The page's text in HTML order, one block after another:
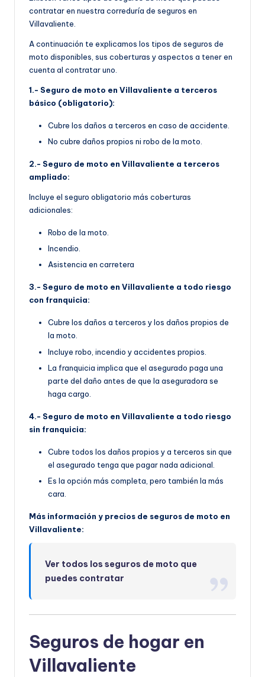
contratar en nuestra correduría de seguros en
Villavaliente.
A continuación te explicamos los tipos de seguros de
moto disponibles, sus coberturas y aspectos a tener en
cuenta al contratar uno.
1.- Seguro de moto en Villavaliente a terceros
básico (obligatorio):
Cubre los daños a terceros en caso de accidente.
No cubre daños propios ni robo de la moto.
2.- Seguro de moto en Villavaliente a terceros
ampliado:
Incluye el seguro obligatorio más coberturas
adicionales:
Robo de la moto.
Incendio.
Asistencia en carretera
3.- Seguro de moto en Villavaliente a todo riesgo
con franquicia:
Cubre los daños a terceros y los daños propios de
la moto.
Incluye robo, incendio y accidentes propios.
La franquicia implica que el asegurado paga una
parte del daño antes de que la aseguradora se
haga cargo.
4.- Seguro de moto en Villavaliente a todo riesgo
sin franquicia:
Cubre todos los daños propios y a terceros sin que
el asegurado tenga que pagar nada adicional.
Es la opción más completa, pero también la más
cara.
Más información y precios de seguros de moto en
Villavaliente:
Ver todos los seguros de moto que
puedes contratar
Seguros de hogar en
Villavaliente